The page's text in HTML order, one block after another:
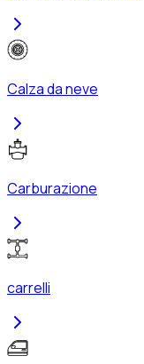
Calza da neve
Carburazione
carrelli